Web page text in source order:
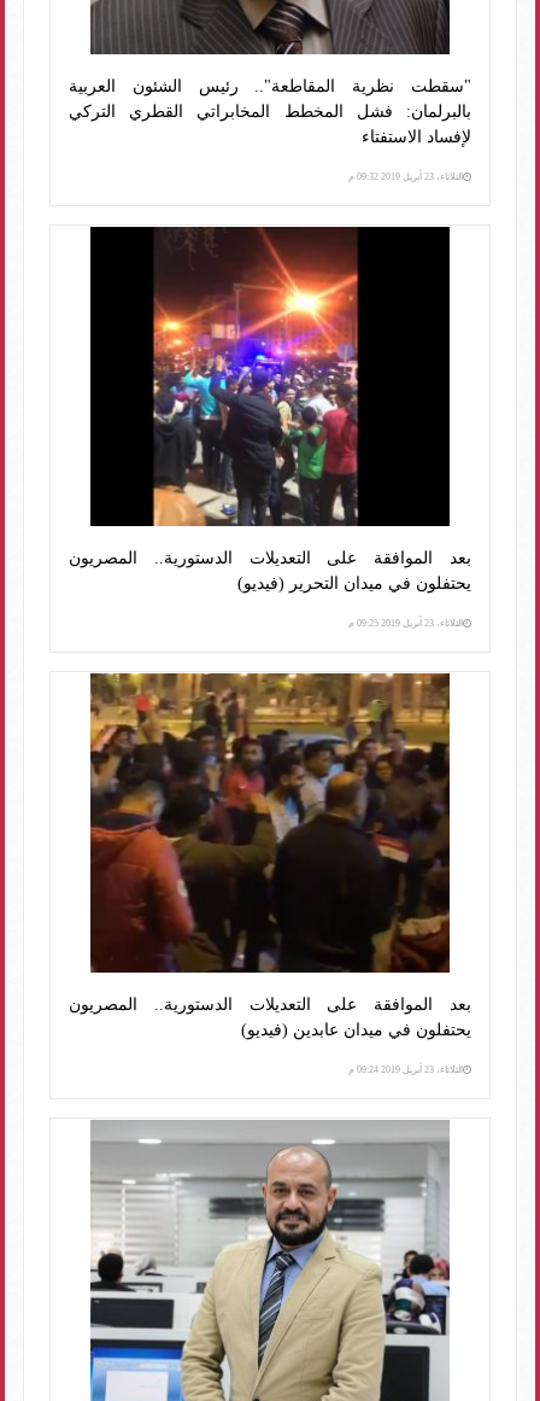
"سقطت نظرية المقاطعة".. رئيس الشئون العربية
بالبرلمان: فشل المخطط المخابراتي القطري التركي
لإفساد الاستفتاء
الثلاثاء، 23 أبريل 2019 09:32 م
بعد الموافقة على التعديلات الدستورية.. المصريون
يحتفلون في ميدان التحرير (فيديو)
الثلاثاء، 23 أبريل 2019 09:25 م
بعد الموافقة على التعديلات الدستورية.. المصريون
يحتفلون في ميدان عابدين (فيديو)
الثلاثاء، 23 أبريل 2019 09:24 م